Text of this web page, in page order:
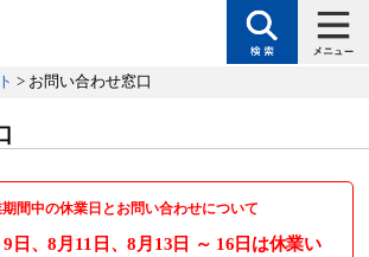
> お問い合わせ窓口
間中の休業日とお問い合わせについて
9日 、8月11日 、8月13日 ～ 16日 は休業い